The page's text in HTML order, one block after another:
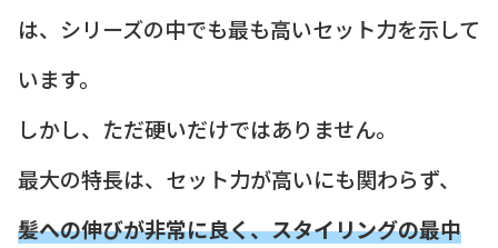
は、シリーズの中でも最も高いセット力を示して
います。
しかし、ただ硬いだけではありません。
最大の特長は、セット力が高いにも関わらず、
髪への伸びが非常に良く、スタイリングの最中